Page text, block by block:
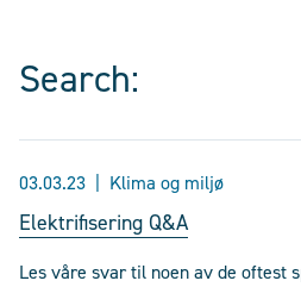
Search:
03.03.23 Klima og miljø
Elektrifisering Q&A
Les våre svar til noen av de oftest